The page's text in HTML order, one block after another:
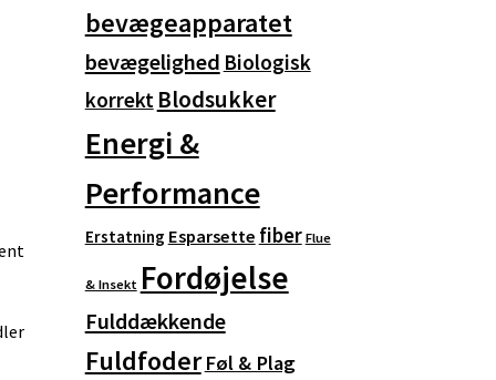
bevægeapparatet
bevægelighed Biologisk
korrekt Blodsukker
Energi &
Performance
Erstatning Esparsette fiber Flue
& Insekt Fordøjelse
Fulddækkende
Fuldfoder Føl & Plag